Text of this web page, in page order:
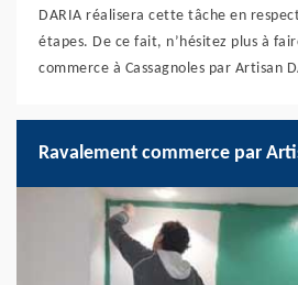
DARIA réalisera cette tâche en
étapes. De ce fait, n’hésitez plus à
commerce à Cassagnoles par Artisan
Ravalement commerce par